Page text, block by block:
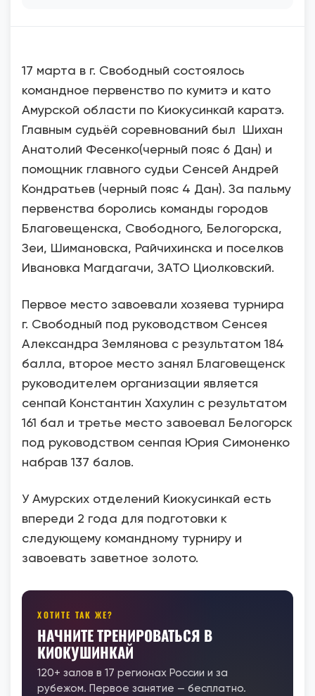
17 марта в г. Свободный состоялось
командное первенство по кумитэ и като
Амурской области по Киокусинкай каратэ.
Главным судьёй соревнований был Шихан
Анатолий Фесенко(черный пояс 6 Дан) и
помощник главного судьи Сенсей Андрей
Кондратьев (черный пояс 4 Дан). За пальму
первенства боролись команды городов
Благовещенска, Свободного, Белогорска,
Зеи, Шимановска, Райчихинска и поселков
Ивановка Магдагачи, ЗАТО Циолковский.
Первое место завоевали хозяева турнира
г. Свободный под руководством Сенсея
Александра Землянова с результатом 184
балла, второе место занял Благовещенск
руководителем организации является
cенпай Константин Хахулин с результатом
161 бал и третье место завоевал Белогорск
под руководством cенпая Юрия Симоненко
набрав 137 балов.
У Амурских отделений Киокусинкай есть
впереди 2 года для подготовки к
следующему командному турниру и
завоевать заветное золото.
ХОТИТЕ ТАК ЖЕ?
НАЧНИТЕ ТРЕНИРОВАТЬСЯ В
КИОКУШИНКАЙ
120+ залов в 17 регионах России и за
рубежом. Первое занятие — бесплатно.